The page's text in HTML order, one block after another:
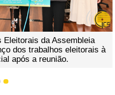
Eleitorais da Assembleia
dos trabalhos eleitorais à
após a reunião.
2